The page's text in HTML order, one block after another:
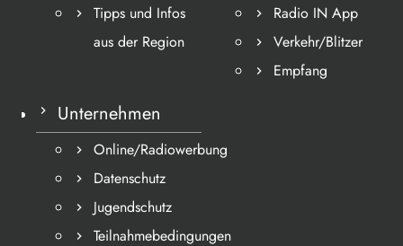
Tipps und Infos
aus der Region
Radio IN App
Verkehr/Blitzer
Empfang
Unternehmen
Online/Radiowerbung
Datenschutz
Jugendschutz
Teilnahmebedingungen